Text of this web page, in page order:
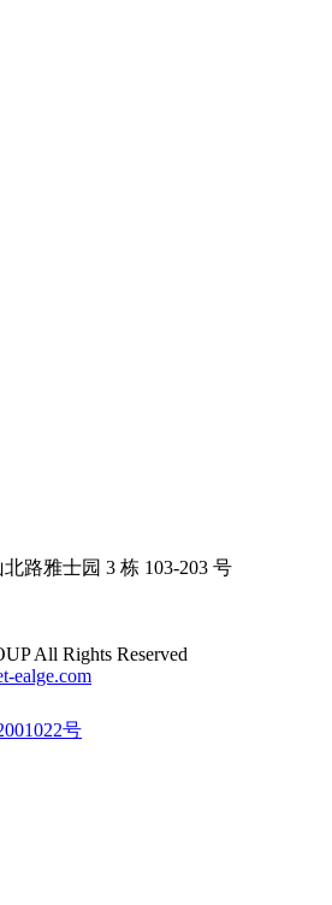
路雅士园 3 栋 103-203 号
All Rights Reserved
ealge.com
号